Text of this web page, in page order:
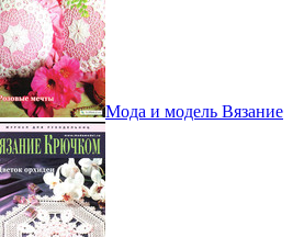
Мода и модель Вязание